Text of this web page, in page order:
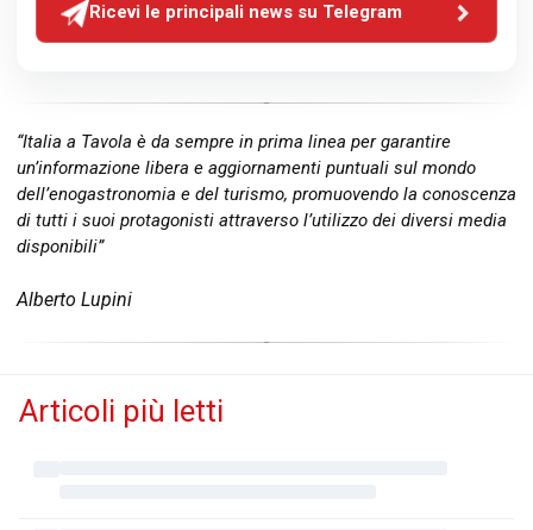
Ricevi le principali news su Telegram
“Italia a Tavola è da sempre in prima linea per garantire
un’informazione libera e aggiornamenti puntuali sul mondo
dell’enogastronomia e del turismo, promuovendo la conoscenza
di tutti i suoi protagonisti attraverso l’utilizzo dei diversi media
disponibili”
Alberto Lupini
Articoli più letti